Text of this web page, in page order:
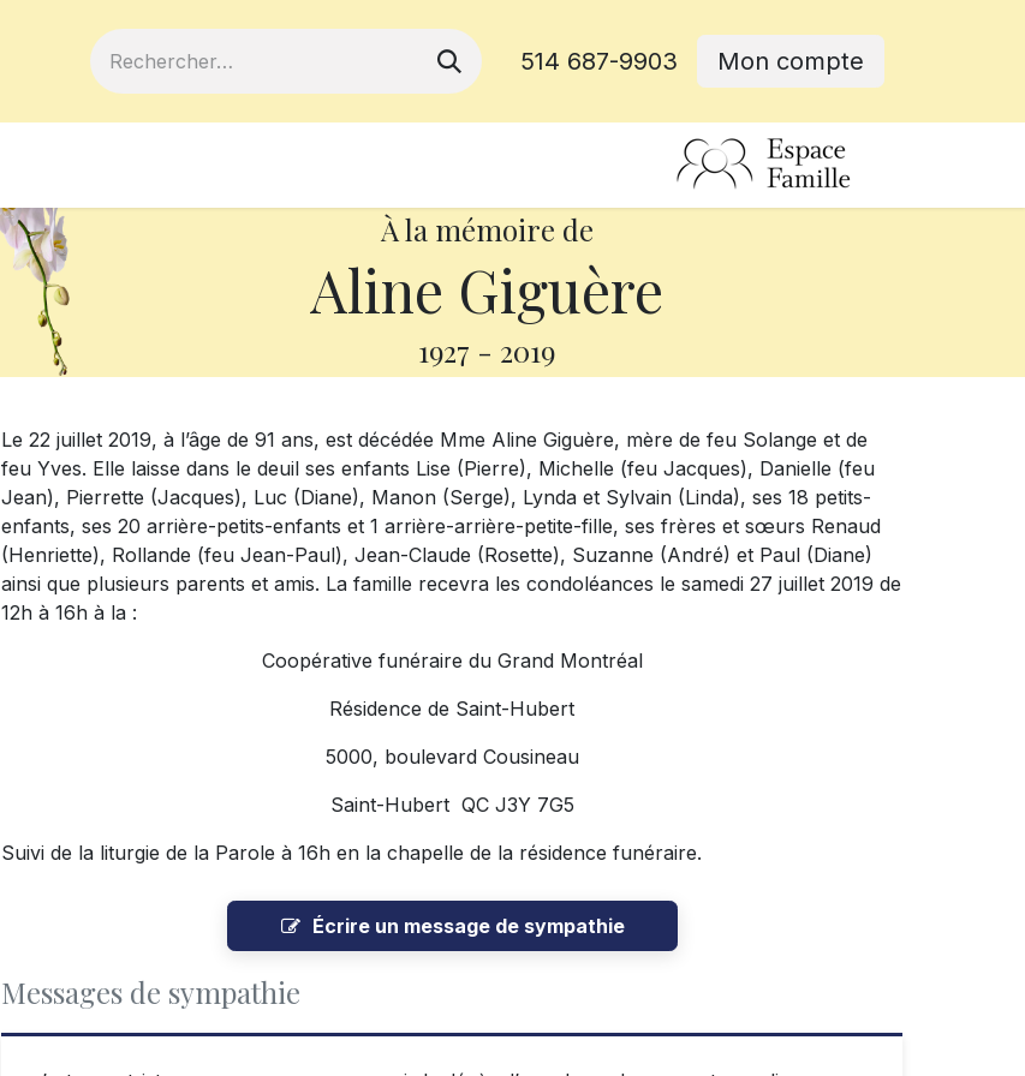
514 687-9903 Mon compte
À la mémoire de
Aline Giguère
1927 - 2019
Le 22 juillet 2019, à l’âge de 91 ans, est décédée Mme Aline Giguère, mère de feu Solange et de
feu Yves. Elle laisse dans le deuil ses enfants Lise (Pierre), Michelle (feu Jacques), Danielle (feu
Jean), Pierrette (Jacques), Luc (Diane), Manon (Serge), Lynda et Sylvain (Linda), ses 18 petits-
enfants, ses 20 arrière-petits-enfants et 1 arrière-arrière-petite-fille, ses frères et sœurs Renaud
(Henriette), Rollande (feu Jean-Paul), Jean-Claude (Rosette), Suzanne (André) et Paul (Diane)
ainsi que plusieurs parents et amis. La famille recevra les condoléances le samedi 27 juillet 2019 de
12h à 16h à la :
Coopérative funéraire du Grand Montréal
Résidence de Saint-Hubert
5000, boulevard Cousineau
Saint-Hubert QC J3Y 7G5
Suivi de la liturgie de la Parole à 16h en la chapelle de la résidence funéraire.
Écrire un message de sympathie
Messages de sympathie